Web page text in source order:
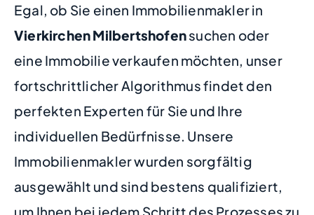
Egal, ob Sie einen Immobilienmakler in
Vierkirchen Milbertshofensuchen oder
eine Immobilie verkaufen möchten, unser
fortschrittlicher Algorithmus findet den
perfekten Experten für Sie und Ihre
individuellen Bedürfnisse. Unsere
Immobilienmakler wurden sorgfältig
ausgewählt und sind bestens qualifiziert,
um Ihnen bei jedem Schritt des Prozesses zu